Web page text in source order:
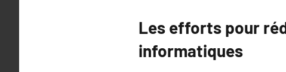
Les efforts pour
informatiques